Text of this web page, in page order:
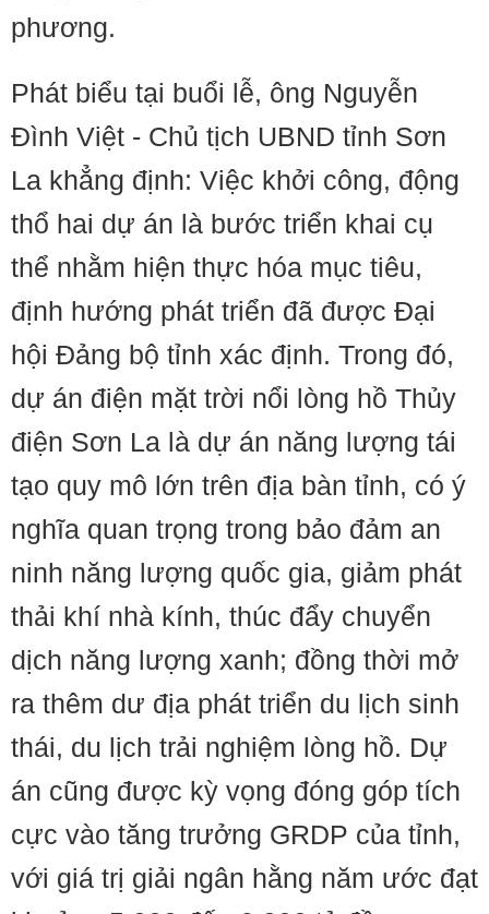
phương.
Phát biểu tại buổi lễ, ông Nguyễn
Đình Việt - Chủ tịch UBND tỉnh Sơn
La khẳng định: Việc khởi công, động
thổ hai dự án là bước triển khai cụ
thể nhằm hiện thực hóa mục tiêu,
định hướng phát triển đã được Đại
hội Đảng bộ tỉnh xác định. Trong đó,
dự án điện mặt trời nổi lòng hồ Thủy
điện Sơn La là dự án năng lượng tái
tạo quy mô lớn trên địa bàn tỉnh, có ý
nghĩa quan trọng trong bảo đảm an
ninh năng lượng quốc gia, giảm phát
thải khí nhà kính, thúc đẩy chuyển
dịch năng lượng xanh; đồng thời mở
ra thêm dư địa phát triển du lịch sinh
thái, du lịch trải nghiệm lòng hồ. Dự
án cũng được kỳ vọng đóng góp tích
cực vào tăng trưởng GRDP của tỉnh,
với giá trị giải ngân hằng năm ước đạt